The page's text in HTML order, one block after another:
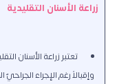
زراعة الأسنان التقليدية
تعتبر زراعة الأسنان
وإقبالاً رغم الإجراء